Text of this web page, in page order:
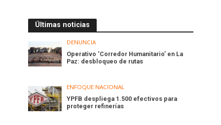
Últimas noticias
DENUNCIA
Operativo ‘Corredor Humanitario’ en La
Paz: desbloqueo de rutas
ENFOQUE NACIONAL
YPFB despliega 1.500 efectivos para
proteger refinerías